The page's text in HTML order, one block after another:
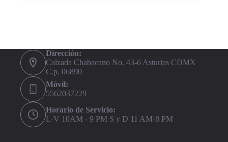
Dirección:
Calzada Chabacano No. 43-6 Asturias CDMX
C.p. 06890
Móvil:
5562037229
Horario de Servicio:
L-V 10AM - 9 PM S y D 11 AM-8 PM